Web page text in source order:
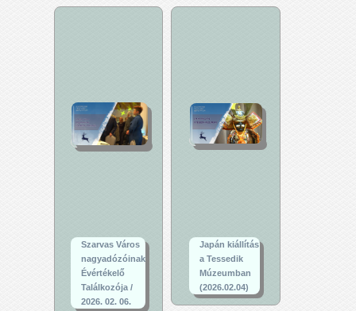
Szarvas Város
nagyadózóinak
Évértékelő
Találkozója /
2026. 02. 06.
Japán kiállítás
a Tessedik
Múzeumban
(2026.02.04)